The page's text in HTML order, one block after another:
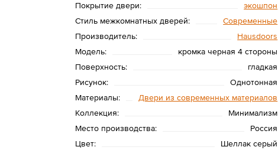
Покрытие двери:
экошпон
Стиль межкомнатных дверей:
Современные
Производитель:
Hausdoors
Модель:
кромка черная 4 стороны
Поверхность:
гладкая
Рисунок:
Однотонная
Материалы:
Двери из современных материалов
Коллекция:
Минимализм
Место производства:
Россия
Цвет:
Шеллак серый